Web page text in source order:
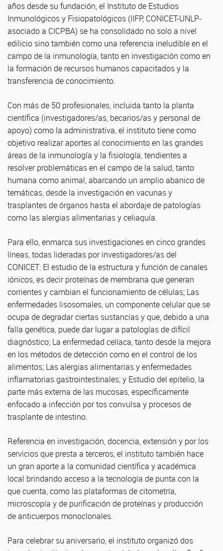
años desde su fundación, el Instituto de Estudios
Inmunológicos y Fisiopatológicos (IIFP, CONICET-UNLP-
asociado a CICPBA) se ha consolidado no solo a nivel
edilicio sino también como una referencia ineludible en el
campo de la inmunología, tanto en investigación como en
la formación de recursos humanos capacitados y la
transferencia de conocimiento.
Con más de 50 profesionales, incluida tanto la planta
científica (investigadores/as, becarios/as y personal de
apoyo) como la administrativa, el instituto tiene como
objetivo realizar aportes al conocimiento en las grandes
áreas de la inmunología y la fisiología, tendientes a
resolver problemáticas en el campo de la salud, tanto
humana como animal, abarcando un amplio abanico de
temáticas, desde la investigación en vacunas y
trasplantes de órganos hasta el abordaje de patologías
como las alergias alimentarias y celiaquía.
Para ello, enmarca sus investigaciones en cinco grandes
líneas, todas lideradas por investigadores/as del
CONICET: El estudio de la estructura y función de canales
iónicos, es decir proteínas de membrana que generan
corrientes y cambian el funcionamiento de células; Las
enfermedades lisosomales, un componente celular que se
ocupa de degradar ciertas sustancias y que, debido a una
falla genética, puede dar lugar a patologías de difícil
diagnóstico; La enfermedad celíaca, tanto desde la mejora
en los métodos de detección como en el control de los
alimentos; Las alergias alimentarias y enfermedades
inflamatorias gastrointestinales; y Estudio del epitelio, la
parte más externa de las mucosas, específicamente
enfocado a infección por tos convulsa y procesos de
trasplante de intestino.
Referencia en investigación, docencia, extensión y por los
servicios que presta a terceros, el instituto también hace
un gran aporte a la comunidad científica y académica
local brindando acceso a la tecnología de punta con la
que cuenta, como las plataformas de citometría,
microscopía y de purificación de proteínas y producción
de anticuerpos monoclonales.
Para celebrar su aniversario, el instituto organizó dos